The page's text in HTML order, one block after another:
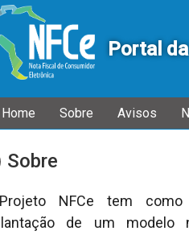
Portal
Inicial
Home Sobre Avisos
Sobre
NFCe tem
de um modelo